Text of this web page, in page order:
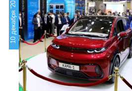
10 декабря '20